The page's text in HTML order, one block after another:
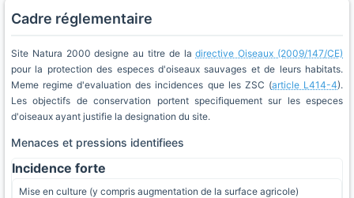
Cadre réglementaire
Site Natura 2000 designe au titre de ladirective Oiseaux (2009/147/CE)
pour la protection des especes d'oiseaux sauvages et de leurs habitats.
Meme regime d'evaluation des incidences que les ZSC (article L414-4).
Les objectifs de conservation portent specifiquement sur les especes
d'oiseaux ayant justifie la designation du site.
Menaces et pressions identifiees
Incidence forte
Mise en culture (y compris augmentation de la surface agricole)